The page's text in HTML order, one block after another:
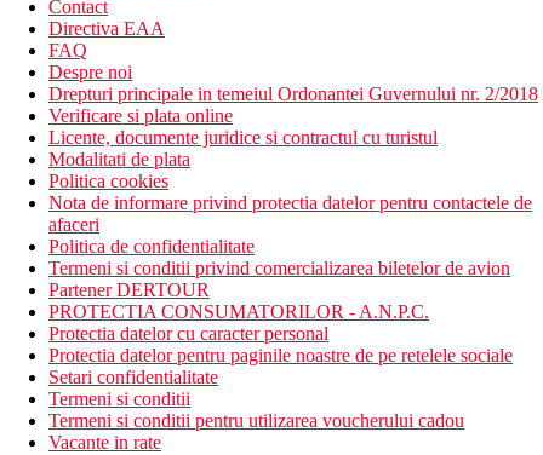
Descrierea hotelului
restaurantul principal
restaurante tematice (contra cost)
bar in receptie
bar langa piscina
bar pe plaja
peste 10 piscine (sezlonguri, umbrele si prosoape gratuite)
piscine pentru copii (1 incalzit iarna si 1 cu tobogane
pentru copii)
piscine incalzite pentru inot
jacuzzi (doar adulti)
loc de joaca
Wi-Fi (gratuit)
mini club (pentru copii de la 4 ani)
mini discoteca
centru de scufundari incl. bazin de antrenament
fitness
centru spa
salon de infrumusetare
Contact
Directiva EAA
FAQ
Despre noi
Drepturi principale in temeiul Ordonantei Guvernului nr. 2/2018
Verificare si plata online
Licente, documente juridice si contractul cu turistul
Modalitati de plata
Politica cookies
Nota de informare privind protectia datelor pentru contactele de
afaceri
Politica de confidentialitate
Termeni si conditii privind comercializarea biletelor de avion
Partener DERTOUR
PROTECTIA CONSUMATORILOR - A.N.P.C.
Protectia datelor cu caracter personal
Protectia datelor pentru paginile noastre de pe retelele sociale
Setari confidentialitate
Termeni si conditii
Termeni si conditii pentru utilizarea voucherului cadou
Vacante in rate